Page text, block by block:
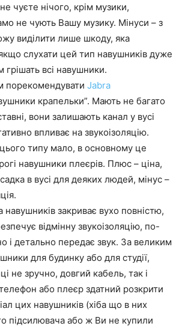
чуєте нічого, крім музики,
не чують Вашу музику. Мінуси – з
виділити лише шкоду, яка
слухати цей тип навушників дуже
грішать всі навушники.
порекомендувати Jabra
крапельки”. Мають не багато
вони залишають канал у вусі
впливає на звукоізоляцію.
типу мало, в основному це
навушники плеєрів. Плюс – ціна,
в вусі для деяких людей, мінус –
закриває вухо повністю,
відмінну звукоізоляцію, по-
і детально передає звук. За великим
для будинку або для студії,
не зручно, довгий кабель, так і
або плеєр здатний розкрити
цих навушників (хіба що в них
підсилювача або ж Ви не купили